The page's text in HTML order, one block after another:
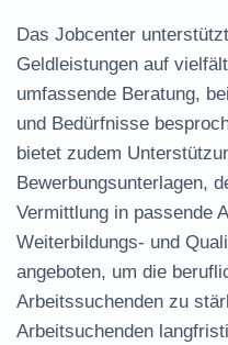
Das Jobcenter
Geldleistungen auf
umfassende Beratung,
und Bedürfnisse
bietet zudem
Bewerbungsunterlagen,
Vermittlung in passende
Weiterbildungs- und
angeboten, um die
Arbeitssuchenden zu
Arbeitsuchenden